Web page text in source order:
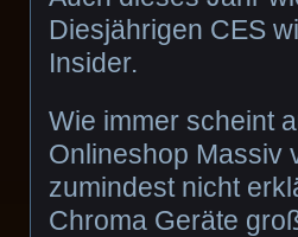
Diesjährigen CES
Insider.
Wie immer scheint
Onlineshop Massiv
zumindest nicht
Chroma Geräte